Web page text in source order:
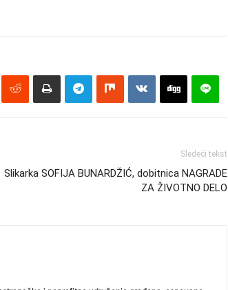
Sledeći tekst
Slikarka SOFIJA BUNARDŽIĆ, dobitnica NAGRADE
ZA ŽIVOTNO DELO